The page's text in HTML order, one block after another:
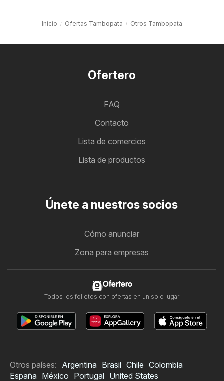
Inicio Ofertas Tambopata Otros Tambopata
Ofertero
FAQ
Contacto
Lista de comercios
Lista de productos
Únete a nuestros socios
Cómo anunciar
Zona para empresas
Ofertero
Todos los folletos con ofertas en un solo lugar
Otros países: Argentina Brasil Chile Colombia
España México Portugal United States